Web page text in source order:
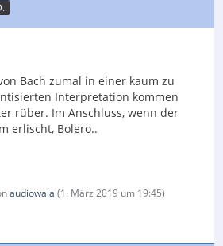
Bach zumal in einer kaum zu
Interpretation kommen
rüber. Im Anschluss, wenn der
erlischt, Bolero..
audiowala (1. März 2019 um 19:45)